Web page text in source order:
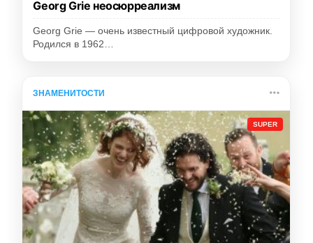
Georg Grie неосюрреализм
Georg Grie — очень известный цифровой художник.
Родился в 1962…
ЗНАМЕНИТОСТИ
SUPER